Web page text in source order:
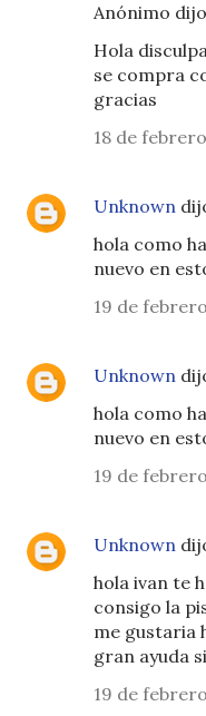
Anónimo
Hola
se compra
gracias
18 de
Unknown
hola como
nuevo en
19 de
Unknown
hola como
nuevo en
19 de
Unknown
hola ivan te
consigo la
me gustaria
gran ayuda
19 de